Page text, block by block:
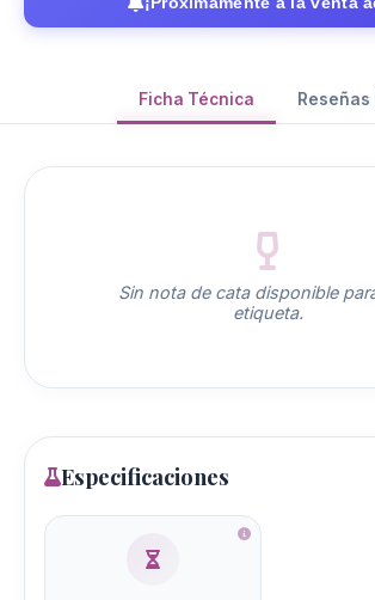
Ficha Técnica Reseñas
Sin nota de cata disponible
etiqueta.
Especificaciones